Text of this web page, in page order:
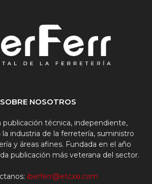
SOBRE NOSOTROS
publicación técnica, independiente,
la industria de la ferretería, suministro
y áreas afines. Fundada en el año
publicación más veterana del sector.
iberferr@etcxxi.com